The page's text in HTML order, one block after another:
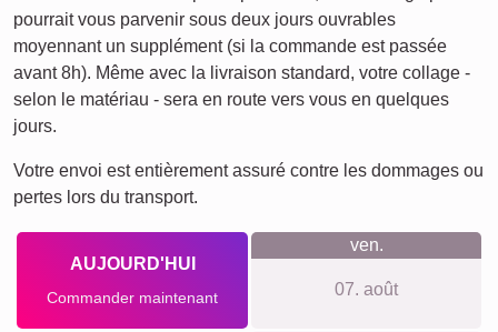
pourrait vous parvenir sous deux jours ouvrables
moyennant un supplément (si la commande est passée
avant 8h). Même avec la livraison standard, votre collage -
selon le matériau - sera en route vers vous en quelques
jours.
Votre envoi est entièrement assuré contre les dommages ou
pertes lors du transport.
AUJOURD'HUI
Commander maintenant
ven.
07. août